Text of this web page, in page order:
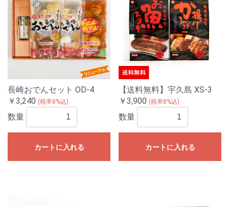
長崎おでんセット OD-4
￥3,240 (税率8%込)
数量
カートに入れる
【送料無料】宇久島 XS-3
￥3,900 (税率8%込)
数量
カートに入れる